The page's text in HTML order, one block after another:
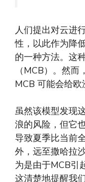
人们提出对云进
性，以此作为降
的一种方法。这
（MCB）。然
MCB 可能会给欧
虽然该模型发现
浪的风险，但它
导致夏季比当前
外，远至撒哈拉
为是由于MCB引
这清楚地提醒我